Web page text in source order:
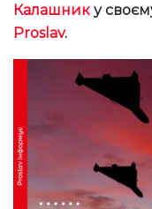
Калашник у
Proslav.